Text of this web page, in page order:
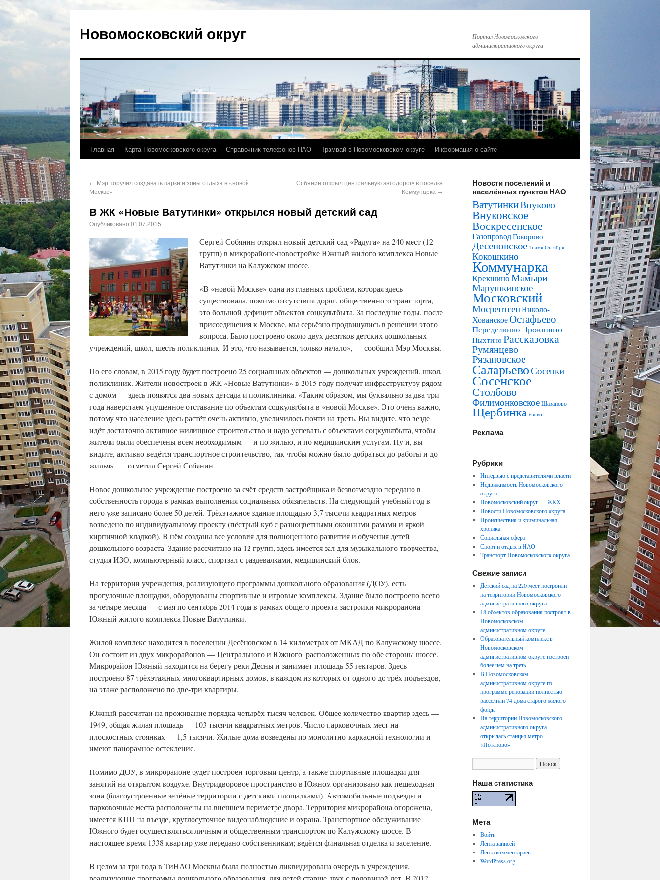
Новомосковский округ
Портал Новомосковского
административного округа
Главная Карта Новомосковского округа Справочник телефонов НАО Трамвай в Новомосковском округе Информация о сайте
← Мэр поручил создавать парки и зоны отдыха в «новой
Москве»
Собянин открыл центральную автодорогу в поселке
Коммунарка →
В ЖК «Новые Ватутинки» открылся новый детский сад
Опубликовано 01.07.2015
Сергей Собянин открыл новый детский сад «Радуга» на 240 мест (12
групп) в микрорайоне-новостройке Южный жилого комплекса Новые
Ватутинки на Калужском шоссе.
«В «новой Москве» одна из главных проблем, которая здесь
существовала, помимо отсутствия дорог, общественного транспорта, —
это большой дефицит объектов соцкультбыта. За последние годы, после
присоединения к Москве, мы серьёзно продвинулись в решении этого
вопроса. Было построено около двух десятков детских дошкольных
учреждений, школ, шесть поликлиник. И это, что называется, только начало», — сообщил Мэр Москвы.
По его словам, в 2015 году будет построено 25 социальных объектов — дошкольных учреждений, школ,
поликлиник. Жители новостроек в ЖК «Новые Ватутинки» в 2015 году получат инфраструктуру рядом
с домом — здесь появятся два новых детсада и поликлиника. «Таким образом, мы буквально за два-три
года наверстаем упущенное отставание по объектам соцкультбыта в «новой Москве». Это очень важно,
потому что население здесь растёт очень активно, увеличилось почти на треть. Вы видите, что везде
идёт достаточно активное жилищное строительство и надо успевать с объектами соцкультбыта, чтобы
жители были обеспечены всем необходимым — и по жилью, и по медицинским услугам. Ну и, вы
видите, активно ведётся транспортное строительство, так чтобы можно было добраться до работы и до
жилья», — отметил Сергей Собянин.
Новое дошкольное учреждение построено за счёт средств застройщика и безвозмездно передано в
собственность города в рамках выполнения социальных обязательств. На следующий учебный год в
него уже записано более 50 детей. Трёхэтажное здание площадью 3,7 тысячи квадратных метров
возведено по индивидуальному проекту (пёстрый куб с разноцветными оконными рамами и яркой
кирпичной кладкой). В нём созданы все условия для полноценного развития и обучения детей
дошкольного возраста. Здание рассчитано на 12 групп, здесь имеется зал для музыкального творчества,
студия ИЗО, компьютерный класс, спортзал с раздевалками, медицинский блок.
На территории учреждения, реализующего программы дошкольного образования (ДОУ), есть
прогулочные площадки, оборудованы спортивные и игровые комплексы. Здание было построено всего
за четыре месяца — с мая по сентябрь 2014 года в рамках общего проекта застройки микрорайона
Южный жилого комплекса Новые Ватутинки.
Жилой комплекс находится в поселении Десёновском в 14 километрах от МКАД по Калужскому шоссе.
Он состоит из двух микрорайонов — Центрального и Южного, расположенных по обе стороны шоссе.
Микрорайон Южный находится на берегу реки Десны и занимает площадь 55 гектаров. Здесь
построено 87 трёхэтажных многоквартирных домов, в каждом из которых от одного до трёх подъездов,
на этаже расположено по две-три квартиры.
Южный рассчитан на проживание порядка четырёх тысяч человек. Общее количество квартир здесь —
1949, общая жилая площадь — 103 тысячи квадратных метров. Число парковочных мест на
плоскостных стоянках — 1,5 тысячи. Жилые дома возведены по монолитно-каркасной технологии и
имеют панорамное остекление.
Помимо ДОУ, в микрорайоне будет построен торговый центр, а также спортивные площадки для
занятий на открытом воздухе. Внутридворовое пространство в Южном организовано как пешеходная
зона (благоустроенные зелёные территории с детскими площадками). Автомобильные подъезды и
парковочные места расположены на внешнем периметре двора. Территория микрорайона огорожена,
имеется КПП на въезде, круглосуточное видеонаблюдение и охрана. Транспортное обслуживание
Южного будет осуществляться личным и общественным транспортом по Калужскому шоссе. В
настоящее время 1338 квартир уже передано собственникам; ведётся финальная отделка и заселение.
В целом за три года в ТиНАО Москвы была полностью ликвидирована очередь в учреждения,
реализующие программы дошкольного образования, для детей старше двух с половиной лет. В 2012
Новости поселений и
населённых пунктов НАО
ВатутинкиВнуково
Внуковское
Воскресенское
ГазопроводГоворово
Десеновское Знамя Октября
Кокошкино
Коммунарка
КрекшиноМамыри
Марушкинское
Московский
МосрентгенНиколо-
ХованскоеОстафьево
ПеределкиноПрокшино
Пыхтино Рассказовка
Румянцево
Рязановское
СаларьевоСосенки
Сосенское
Столбово
ФилимонковскоеШарапово
Щербинка Язово
Реклама
Рубрики
Интервью с представителями власти
Недвижимость Новомосковского
округа
Новомосковский округ — ЖКХ
Новости Новомосковского округа
Происшествия и криминальная
хроника
Социальная сфера
Спорт и отдых в НАО
Транспорт Новомосковского округа
Свежие записи
Детский сад на 220 мест построили
на территории Новомосковского
административного округа
18 объектов образования построят в
Новомосковском
административном округе
Образовательный комплекс в
Новомосковском
административном округе построен
более чем на треть
В Новомосковском
административном округе по
программе реновации полностью
расселили 74 дома старого жилого
фонда
На территории Новомосковского
административного округа
открылась станция метро
«Потапово»
Наша статистика
Мета
Войти
Лента записей
Лента комментариев
WordPress.org